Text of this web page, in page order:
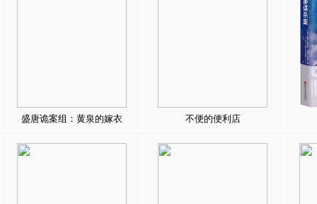
盛唐诡案组：黄泉的嫁衣 不便的便利店